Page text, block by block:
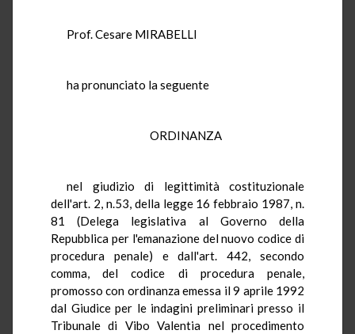
Prof. Cesare MIRABELLI
ha pronunciato la seguente
ORDINANZA
nel giudizio di legittimità costituzionale
dell'art. 2, n.53, della legge 16 febbraio 1987, n.
81 (Delega legislativa al Governo della
Repubblica per l'emanazione del nuovo codice di
procedura penale) e dall'art. 442, secondo
comma, del codice di procedura penale,
promosso con ordinanza emessa il 9 aprile 1992
dal Giudice per le indagini preliminari presso il
Tribunale di Vibo Valentia nel procedimento